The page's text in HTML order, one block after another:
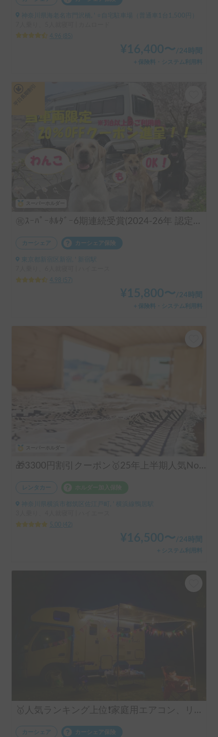
神奈川県海老名市門沢橋, ' ⭐️自宅駐車場（普通車1台1,500円）
4.96
85
¥ 16,400〜 /24時間
＋保険料・システム利用料
㊗️ｽｰﾊﾟｰﾎﾙﾀﾞｰ6期連続受賞(2024-26年 認定実績)👑 長期のご利用実績多数♨️🐕♨️わんちゃん🆗🙆✨FFヒーターで夜はぽかぽか☕️直前予約も可能(要相談下さい)⏰全面網戸で犬も人も快適👍ファミリーも喜んで頂けます😃〈ポータブルクーラー・大容量ポータブルバッテリー・電子レンジ・天井換気ファン・冷蔵庫・サブバッテリー2機・外部電源〉 断熱車体&アクリル二重＋網戸とシェード付の断熱窓！花火大会＆野外音楽フェスにも！ロードバイク2台楽々積んで車中泊OK❣️トランポ的な使い方も出来ます！ ハイエース サーフィン 憧れのキャンピングカーで！ 白馬 野沢温泉 蔵王 八方尾根 妙高 スキー スノボ
カーシェア カーシェア保険
東京都新宿区新宿, ' 新宿駅
4.98
57
¥ 15,800〜/24時間
＋保険料・システム利用料
🎁3300円割引クーポン🥇25年上半期人気No.1「動くログハウス🪵」【カップルに大人気✨】【ペット旅🐕】📌内容充実なのに格安の「オリジナル保険プラン」を準備👍
レンタカー
神奈川県横浜市都筑区佐江戸町, ' 横浜線鴨居駅
5.00
42
¥ 16,500〜/24時間
＋システム利用料
🥇人気ランキング上位❗️家庭用エアコン、リチウムバッテリー、キッチン設備有り！事前見学ok!フル装備のキャンピングカー‼️
カーシェア カーシェア保険